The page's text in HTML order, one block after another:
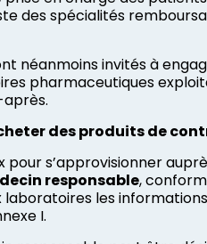
des spécialités
néanmoins invités à
pharmaceutiques
des produits de
s’approvisionner
responsable,
les
I.